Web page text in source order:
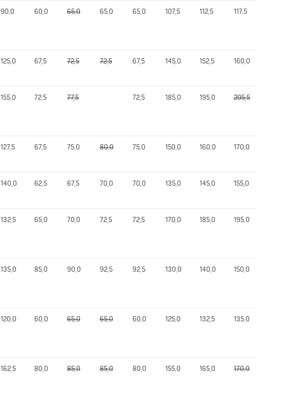
90,0 60,0 65,0 65,0 65,0 107,5 112,5 117,5
125,0 67,5 72,5 72,5 67,5 145,0 152,5 160,0
155,0 72,5 77,5 72,5 185,0 195,0 205,5
127,5 67,5 75,0 80,0 75,0 150,0 160,0 170,0
140,0 62,5 67,5 70,0 70,0 135,0 145,0 155,0
132,5 65,0 70,0 72,5 72,5 170,0 185,0 195,0
135,0 85,0 90,0 92,5 92,5 130,0 140,0 150,0
120,0 60,0 65,0 65,0 60,0 125,0 132,5 135,0
162,5 80,0 85,0 85,0 80,0 155,0 165,0 170,0